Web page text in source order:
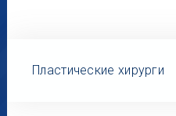
Пластические хирурги